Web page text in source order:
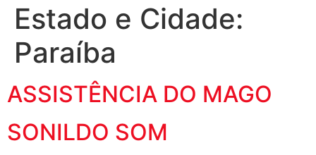
Estado e Cidade:
Paraíba
ASSISTÊNCIA DO MAGO
SONILDO SOM